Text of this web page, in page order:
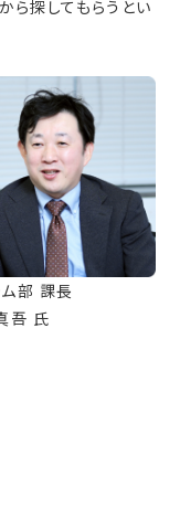
ら探してもらうとい
部 課長
吾 氏